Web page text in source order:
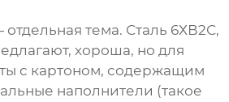
тема. Сталь 6ХВ2С,
хороша, но для
с картоном, содержащим
наполнители (такое